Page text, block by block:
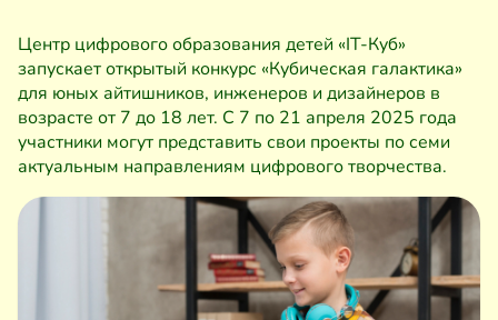
Центр цифрового образования детей «IT-Куб»
запускает открытый конкурс «Кубическая галактика»
для юных айтишников, инженеров и дизайнеров в
возрасте от 7 до 18 лет. С 7 по 21 апреля 2025 года
участники могут представить свои проекты по семи
актуальным направлениям цифрового творчества.